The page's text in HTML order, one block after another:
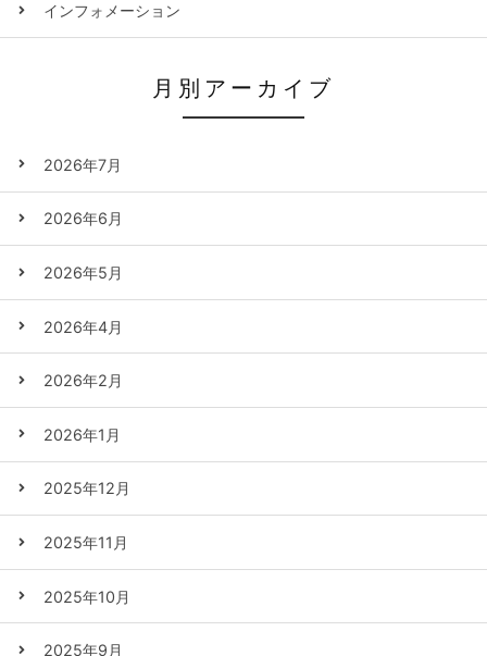
インフォメーション
月別アーカイブ
2026年7月
2026年6月
2026年5月
2026年4月
2026年2月
2026年1月
2025年12月
2025年11月
2025年10月
2025年9月